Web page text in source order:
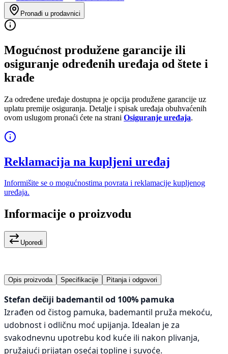
Pronađi u prodavnici
Mogućnost produžene garancije ili
osiguranje određenih uređaja od štete i
krađe
Za određene uređaje dostupna je opcija produžene garancije uz
uplatu premije osiguranja. Detalje i spisak uređaja obuhvaćenih
ovom uslugom pronaći ćete na strani Osiguranje uređaja.
Reklamacija na kupljeni uređaj
Informišite se o mogućnostima povrata i reklamacije kupljenog
uređaja.
Informacije o proizvodu
Uporedi
Opis proizvoda Specifikacije Pitanja i odgovori
Stefan dečiji bademantil od 100% pamuka
Izrađen od čistog pamuka, bademantil pruža mekoću,
udobnost i odličnu moć upijanja. Idealan je za
svakodnevnu upotrebu kod kuće ili nakon plivanja,
pružajući prijatan osećaj topline i suvoće.